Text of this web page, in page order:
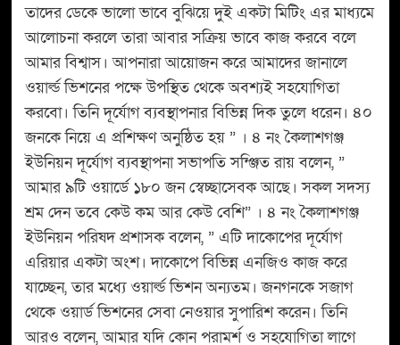
তাদের ডেকে ভালো ভাবে বুঝিয়ে দুই একটা মিটিং এর মাধ্যমে
আলোচনা করলে তারা আবার সক্রিয় ভাবে কাজ করবে বলে
আমার বিশ্বাস। আপনারা আয়োজন করে আমাদের জানালে
ওয়ার্ল্ড ভিশনের পক্ষে উপস্থিত থেকে অবশ্যই সহযোগিতা
করবো। তিনি দূর্যোগ ব্যবস্থাপনার বিভিন্ন দিক তুলে ধরেন। ৪০
জনকে নিয়ে এ প্রশিক্ষণ অনুষ্ঠিত হয় ” । ৪ নং কৈলাশগঞ্জ
ইউনিয়ন দূর্যোগ ব্যবস্থাপনা সভাপতি সন্ঞ্জিত রায় বলেন, ”
আমার ৯টি ওয়ার্ডে ১৮০ জন স্বেচ্ছাসেবক আছে। সকল সদস্য
শ্রম দেন তবে কেউ কম আর কেউ বেশি” । ৪ নং কৈলাশগঞ্জ
ইউনিয়ন পরিষদ প্রশাসক বলেন, ” এটি দাকোপের দূর্যোগ
এরিয়ার একটা অংশ। দাকোপে বিভিন্ন এনজিও কাজ করে
যাচ্ছেন, তার মধ্যে ওয়ার্ল্ড ভিশন অন্যতম। জনগনকে সজাগ
থেকে ওয়ার্ড ভিশনের সেবা নেওয়ার সুপারিশ করেন। তিনি
আরও বলেন, আমার যদি কোন পরামর্শ ও সহযোগিতা লাগে